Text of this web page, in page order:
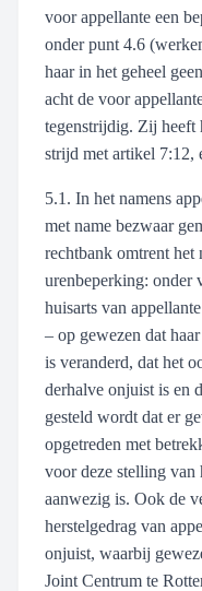
voor appellante een
onder punt 4.6
haar in het geheel
acht de voor
tegenstrijdig. Zij heeft
strijd met artikel 7:12,
5.1. In het namens
met name bezwaar
rechtbank omtrent het
urenbeperking: onder
huisarts van
– op gewezen dat
is veranderd, dat het
derhalve onjuist is en
gesteld wordt dat er
opgetreden met
voor deze stelling van
aanwezig is. Ook de
herstelgedrag van
onjuist, waarbij
Joint Centrum te